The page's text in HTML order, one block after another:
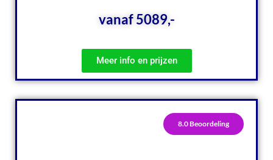
vanaf 5089,-
Meer info en prijzen
8.0 Beoordeling